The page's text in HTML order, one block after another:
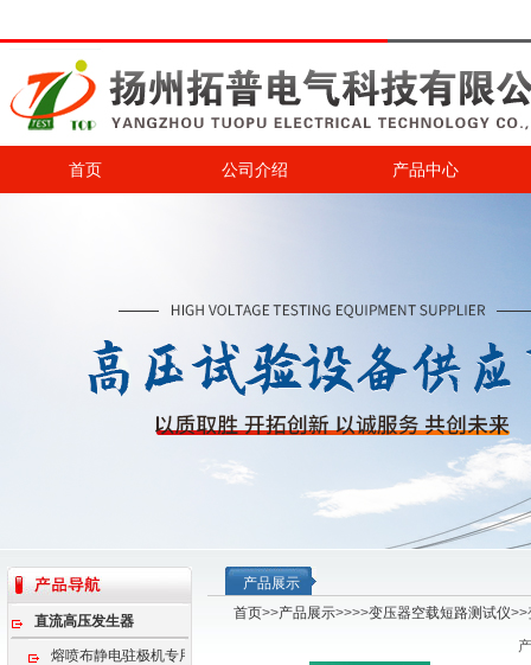
首页 公司介绍 产品中心
直流高压发生器
熔喷布静电驻极机专用高压电源
产品展示
首页>>产品展示>>>>变压器空载短路测试仪>>